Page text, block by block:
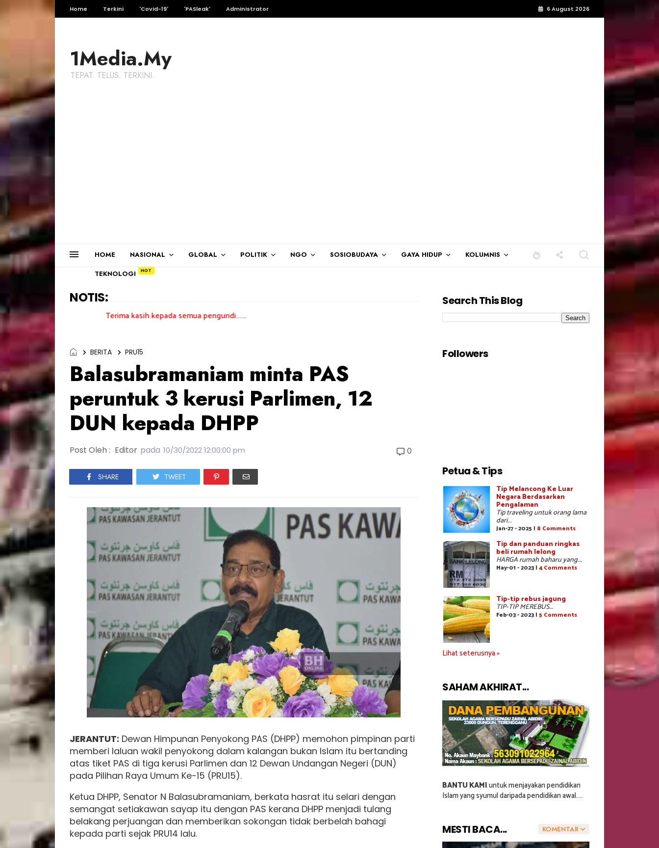
Home Terkini 'Covid-19' 'PASleak' Administrator 6 August 2026
1Media.My
TEPAT. TELUS. TERKINI.
HOME NASIONAL GLOBAL POLITIK NGO SOSIOBUDAYA GAYA HIDUP KOLUMNIS
TEKNOLOGI
NOTIS:
Terima kasih kepada semua pengundi.......
BERITA PRU15
Balasubramaniam minta PAS
peruntuk 3 kerusi Parlimen, 12
DUN kepada DHPP
Post Oleh : Editor pada 10/30/2022 12:00:00 pm 0
SHARE TWEET
JERANTUT: Dewan Himpunan Penyokong PAS (DHPP) memohon pimpinan parti
memberi laluan wakil penyokong dalam kalangan bukan Islam itu bertanding
atas tiket PAS di tiga kerusi Parlimen dan 12 Dewan Undangan Negeri (DUN)
pada Pilihan Raya Umum Ke-15 (PRU15).
Ketua DHPP, Senator N Balasubramaniam, berkata hasrat itu selari dengan
semangat setiakawan sayap itu dengan PAS kerana DHPP menjadi tulang
belakang perjuangan dan memberikan sokongan tidak berbelah bahagi
kepada parti sejak PRU14 lalu.
Search This Blog
Followers
Petua & Tips
Tip Melancong Ke Luar
Negara Berdasarkan
Pengalaman
Tip traveling untuk orang lama
dari...
Jan-27 - 2025 | 8 Comments
Tip dan panduan ringkas
beli rumah lelong
HARGA rumah baharu yang...
May-01 - 2023 | 4 Comments
Tip-tip rebus jagung
TIP-TIP MEREBUS...
Feb-03 - 2023 | 5 Comments
Lihat seterusnya »
SAHAM AKHIRAT...
BANTU KAMIuntuk menjayakan pendidikan
Islam yang syumul daripada pendidikan awal.....
KOMENTAR
MESTI BACA...